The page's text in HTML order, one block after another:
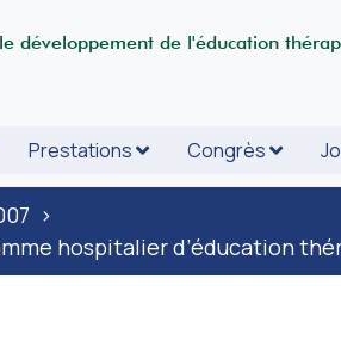
développement de l'éducation
Prestations Congrès
>
hospitalier d’éducation